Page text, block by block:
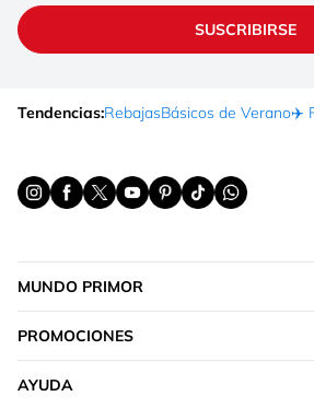
SUSCRIBIRSE
Tendencias:RebajasBásicos de Verano✈️
MUNDO PRIMOR
PROMOCIONES
AYUDA